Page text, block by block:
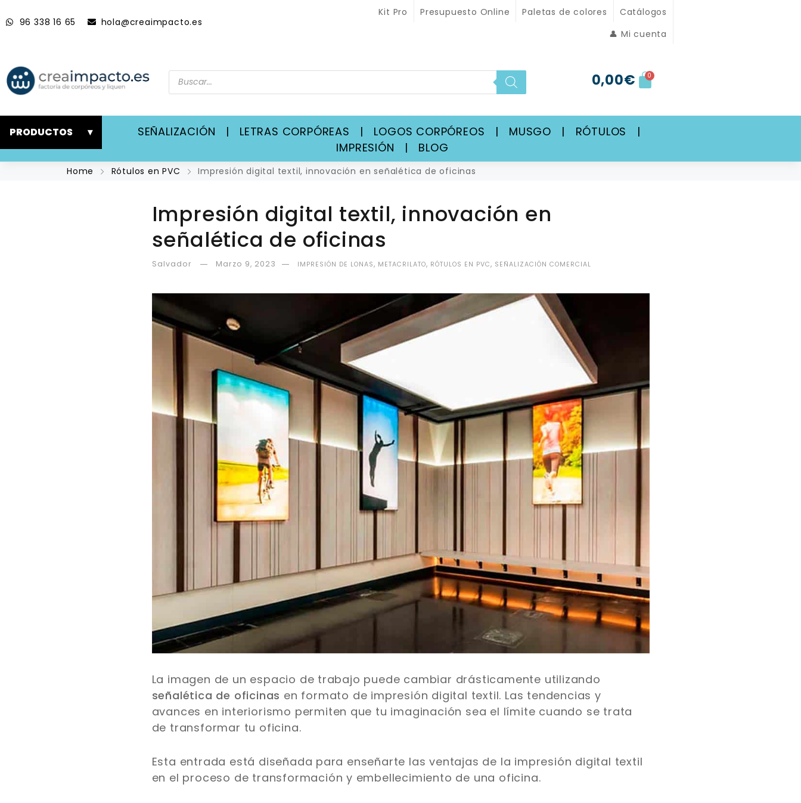
96 338 16 65 hola@creaimpacto.es
Kit Pro Presupuesto Online Paletas de colores
Catálogos
👤 Mi cuenta
0,00€ 0
PRODUCTOS ▾ SEÑALIZACIÓN | LETRAS CORPÓREAS | LOGOS CORPÓREOS | MUSGO | RÓTULOS |
IMPRESIÓN | BLOG
Home Rótulos en PVC Impresión digital textil, innovación en señalética de oficinas
Impresión digital textil, innovación en
señalética de oficinas
Salvador Marzo 9, 2023 IMPRESIÓN DE LONAS, METACRILATO, RÓTULOS EN PVC, SEÑALIZACIÓN COMERCIAL
La imagen de un espacio de trabajo puede cambiar drásticamente utilizando
señalética de oficinas en formato de impresión digital textil. Las tendencias y
avances en interiorismo permiten que tu imaginación sea el límite cuando se trata
de transformar tu oficina.
Esta entrada está diseñada para enseñarte las ventajas de la impresión digital textil
en el proceso de transformación y embellecimiento de una oficina.